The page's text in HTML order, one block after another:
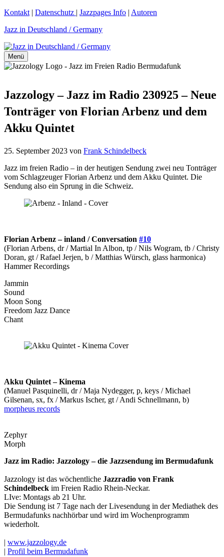
Zum
springen
Kontakt | Datenschutz | Jazzpages Info | Autoren
Jazz in Deutschland / Germany
Menü
Jazzology – Jazz im Radio 230925 – Neue
Tonträger von Florian Arbenz und dem
Akku Quintet
25. September 2023 von Frank Schindelbeck
Jazz im freien Radio – in der heutigen Sendung zwei neu Tonträger
vom Schlagzeuger Florian Arbenz und dem Akku Quintet. Die
Sendung also ein Sprung in die Schweiz.
Florian Arbenz – inland / Conversation #10
(Florian Arbens, dr / Martial In Albon, tp / Nils Wogram, tb / Christy
Doran, gt / Rafael Jerjen, b / Matthias Würsch, glass harmonica)
Hammer Recordings
Jammin
Sound
Moon Song
Freedom Jazz Dance
Chant
Akku Quintet – Kinema
(Manuel Pasquinelli, dr / Maja Nydegger, p, keys / Michael
Gilsenan, sx, fx / Markus Ischer, gt / Andi Schnellmann, b)
morpheus records
Zephyr
Morph
Jazz im Radio: Jazzology – die Jazzsendung im Bermudafunk
Jazzology ist das wöchentliche Jazzradio von Frank
Schindelbeck im Freien Radio Rhein-Neckar.
LIve: Montags ab 21 Uhr.
Die Sendung ist 7 Tage nach der Livesendung in der Mediathek des
Bermudafunks nachhörbar und wird im Wochenprogramm
wiederholt.
| www.jazzology.de
| Profil beim Bermudafunk